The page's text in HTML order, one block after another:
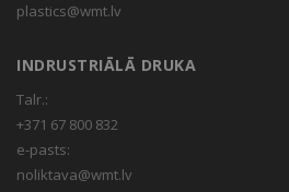
plastics@wmt.lv
INDRUSTRIĀLĀ DRUKA
Talr.:
+371 67 800 832
e-pasts:
noliktava@wmt.lv